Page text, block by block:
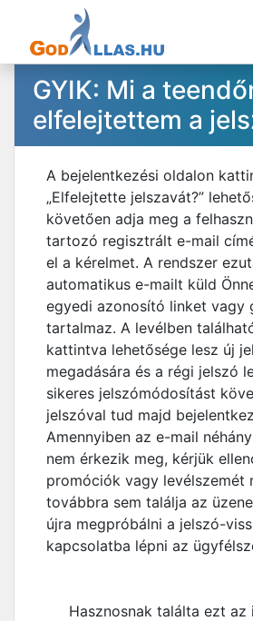
GYIK: Mi a
elfelejtettem a
A bejelentkezési oldalon
„Elfelejtette jelszavát?”
követően adja meg a
tartozó regisztrált e-mail
el a kérelmet. A rendszer
automatikus e-mailt küld
egyedi azonosító linket vagy
tartalmaz. A levélben
kattintva lehetősége lesz új
megadására és a régi jelszó
sikeres jelszómódosítást
jelszóval tud majd
Amennyiben az e-mail
nem érkezik meg, kérjük
promóciók vagy levélszemét
továbbra sem találja az
újra megpróbálni a jelszó-
kapcsolatba lépni az
Hasznosnak találta ezt az